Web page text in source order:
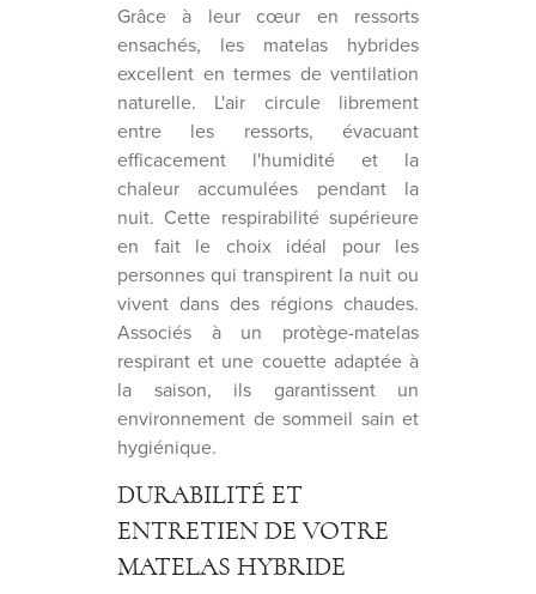
Grâce à leur cœur en ressorts
ensachés, les matelas hybrides
excellent en termes de ventilation
naturelle. L'air circule librement
entre les ressorts, évacuant
efficacement l'humidité et la
chaleur accumulées pendant la
nuit. Cette respirabilité supérieure
en fait le choix idéal pour les
personnes qui transpirent la nuit ou
vivent dans des régions chaudes.
Associés à un protège-matelas
respirant et une couette adaptée à
la saison, ils garantissent un
environnement de sommeil sain et
hygiénique.
DURABILITÉ ET
ENTRETIEN DE VOTRE
MATELAS HYBRIDE